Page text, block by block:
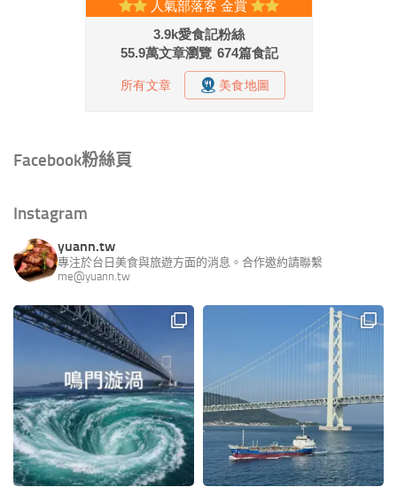
Facebook粉絲頁
Instagram
yuann.tw
專注於台日美食與旅遊方面的消息。合作邀約請聯繫
me@yuann.tw